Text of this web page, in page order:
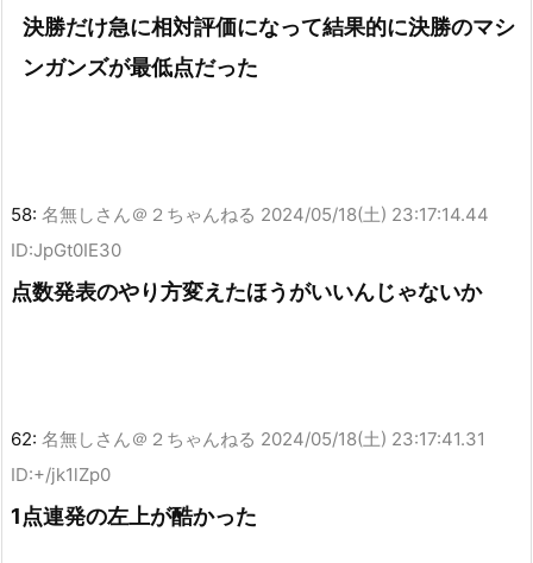
決勝だけ急に相対評価になって結果的に決勝のマシ
ンガンズが最低点だった
58: 名無しさん＠２ちゃんねる 2024/05/18(土) 23:17:14.44
ID:JpGt0IE30
点数発表のやり方変えたほうがいいんじゃないか
62: 名無しさん＠２ちゃんねる 2024/05/18(土) 23:17:41.31
ID:+/jk1lZp0
1点連発の左上が酷かった